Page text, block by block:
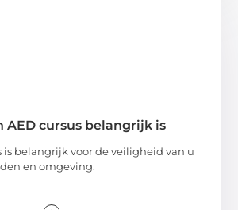
AED cursus belangrijk is
is belangrijk voor de veiligheid van u
en omgeving.